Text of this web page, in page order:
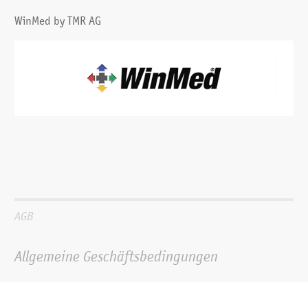
WinMed by TMR AG
AGB
Allgemeine Geschäfts­bedingungen